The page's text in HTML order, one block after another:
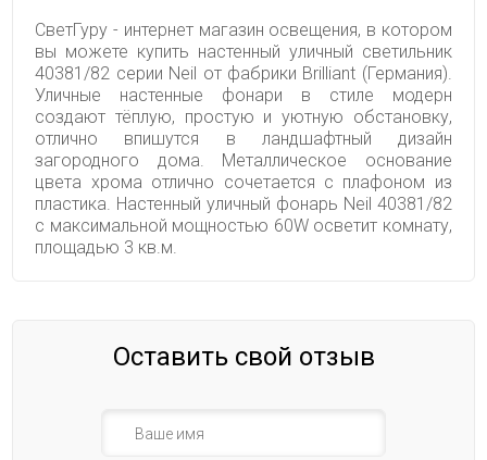
СветГуру - интернет магазин освещения, в котором
вы можете купить настенный уличный светильник
40381/82 серии Neil от фабрики Brilliant (Германия).
Уличные настенные фонари в стиле модерн
создают тёплую, простую и уютную обстановку,
отлично впишутся в ландшафтный дизайн
загородного дома. Металлическое основание
цвета хрома отлично сочетается с плафоном из
пластика. Настенный уличный фонарь Neil 40381/82
с максимальной мощностью 60W осветит комнату,
площадью 3 кв.м.
Оставить свой отзыв